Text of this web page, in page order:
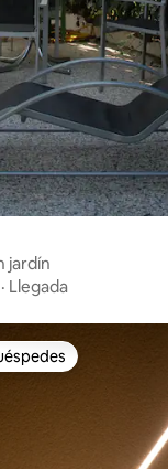
jardín
· Llegada
entre huéspedes